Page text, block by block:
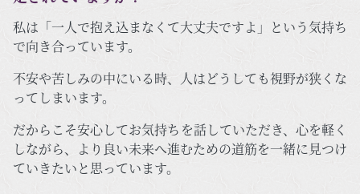
私は「一人で抱え込まなくて大丈夫ですよ」という気持ち
で向き合っています。
不安や苦しみの中にいる時、人はどうしても視野が狭くな
ってしまいます。
だからこそ安心してお気持ちを話していただき、心を軽く
しながら、より良い未来へ進むための道筋を一緒に見つけ
ていきたいと思っています。